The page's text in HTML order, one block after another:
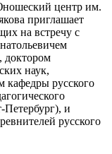
центр им.
приглашает
на встречу с
наук,
кафедры русского
Петербург), и
русского